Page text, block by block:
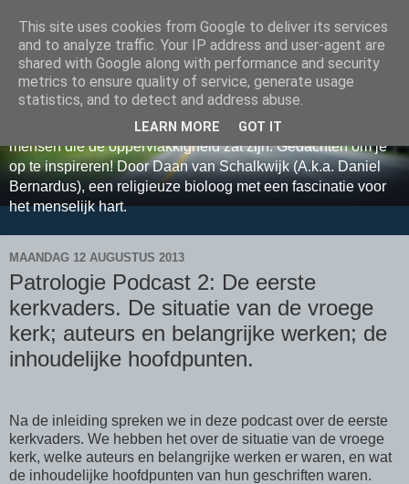
Relax, Relate, Reflect met
Daan van Schalkwijk
Sta samen ontspannen stil bij grote levensvragen. Voor
mensen die de oppervlakkigheid zat zijn. Gedachten om je
op te inspireren! Door Daan van Schalkwijk (A.k.a. Daniel
Bernardus), een religieuze bioloog met een fascinatie voor
het menselijk hart.
MAANDAG 12 AUGUSTUS 2013
Patrologie Podcast 2: De eerste
kerkvaders. De situatie van de vroege
kerk; auteurs en belangrijke werken; de
inhoudelijke hoofdpunten.
Na de inleiding spreken we in deze podcast over de eerste
kerkvaders. We hebben het over de situatie van de vroege
kerk, welke auteurs en belangrijke werken er waren, en wat
de inhoudelijke hoofdpunten van hun geschriften waren.
This site uses cookies from Google to deliver its services
and to analyze traffic. Your IP address and user-agent are
shared with Google along with performance and security
metrics to ensure quality of service, generate usage
statistics, and to detect and address abuse.
LEARN MORE GOT IT